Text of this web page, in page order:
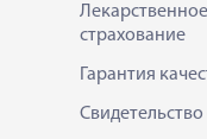
Лекарственное
страхование
Гарантия